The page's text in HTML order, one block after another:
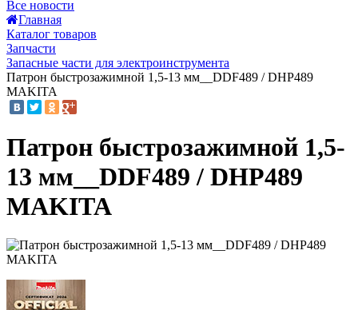
Все новости
Главная
Каталог товаров
Запчасти
Запасные части для электроинструмента
Патрон быстрозажимной 1,5-13 мм__DDF489 / DHP489
MAKITA
Патрон быстрозажимной 1,5-
13 мм__DDF489 / DHP489
MAKITA